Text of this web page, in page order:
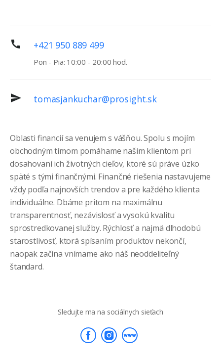
+421 950 889 499
Pon - Pia: 10:00 - 20:00 hod.
tomasjankuchar@prosight.sk
Oblasti financií sa venujem s vášňou. Spolu s mojím
obchodným tímom pomáhame našim klientom pri
dosahovaní ich životných cieľov, ktoré sú práve úzko
späté s tými finančnými. Finančné riešenia nastavujeme
vždy podľa najnovších trendov a pre každého klienta
individuálne. Dbáme pritom na maximálnu
transparentnosť, nezávislosť a vysokú kvalitu
sprostredkovanej služby. Rýchlosť a najmä dlhodobú
starostlivosť, ktorá spísaním produktov nekončí,
naopak začína vnímame ako náš neoddeliteľný
štandard.
Sledujte ma na sociálnych sieťach